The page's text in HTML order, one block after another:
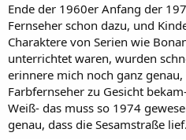
Ende der 1960er Anfang der
Fernseher schon dazu, und
Charaktere von Serien wie
unterrichtet waren, wurden
erinnere mich noch ganz
Farbfernseher zu Gesicht
Weiß- das muss so 1974
genau, dass die Sesamstraße lief.